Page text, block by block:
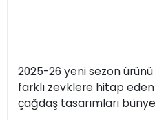
2025-26 yeni sezon
farklı zevklere hitap
çağdaş tasarımları